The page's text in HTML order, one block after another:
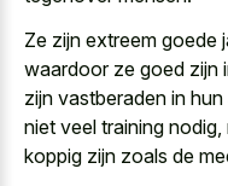
Ze zijn extreem goede
waardoor ze goed zijn
zijn vastberaden in
niet veel training
koppig zijn zoals de